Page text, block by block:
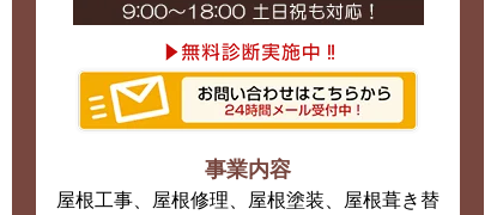
事業内容
屋根工事、屋根修理、屋根塗装、屋根葺き替